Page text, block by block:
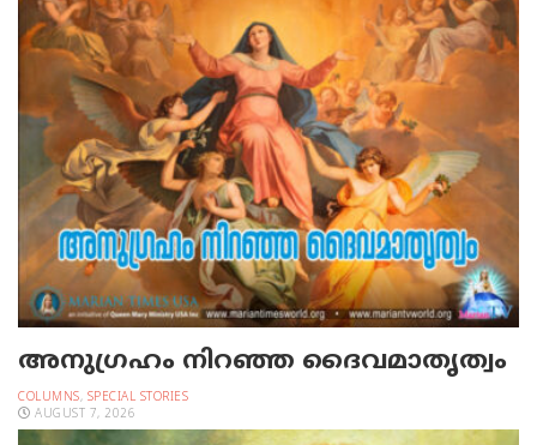
അനുഗ്രഹം നിറഞ്ഞ ദൈവമാതൃത്വം
COLUMNS, SPECIAL STORIES
AUGUST 7, 2026